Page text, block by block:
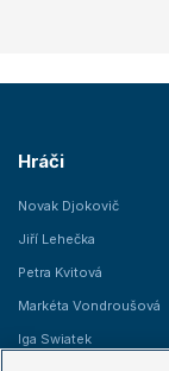
Hráči
Novak Djokovič
Jiří Lehečka
Petra Kvitová
Markéta Vondroušová
Iga Swiatek